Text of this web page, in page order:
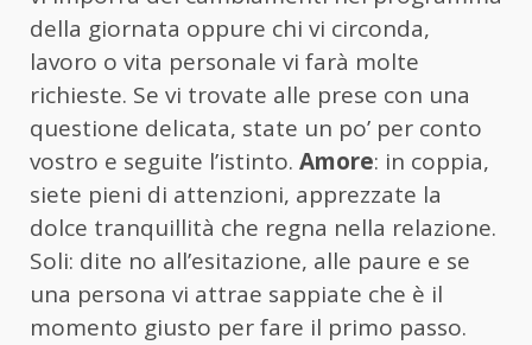
della giornata oppure chi vi circonda,
lavoro o vita personale vi farà molte
richieste. Se vi trovate alle prese con una
questione delicata, state un po’ per conto
vostro e seguite l’istinto. Amore: in coppia,
siete pieni di attenzioni, apprezzate la
dolce tranquillità che regna nella relazione.
Soli: dite no all’esitazione, alle paure e se
una persona vi attrae sappiate che è il
momento giusto per fare il primo passo.